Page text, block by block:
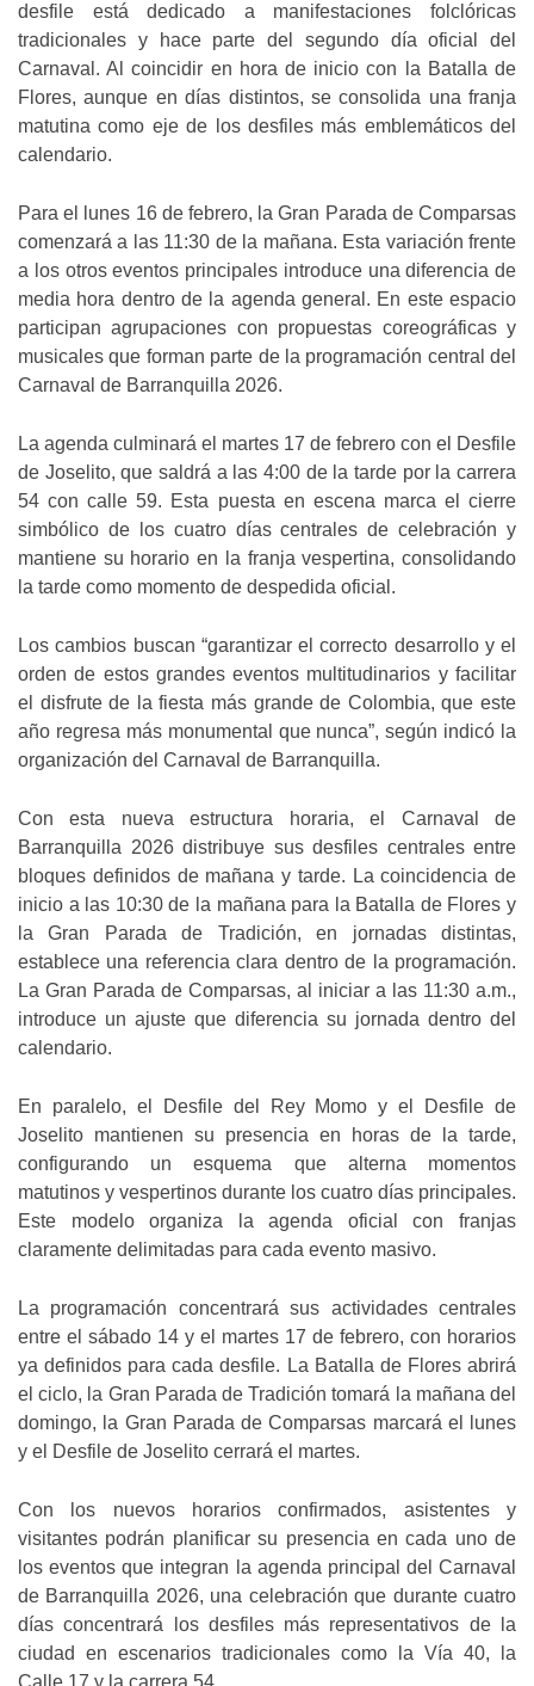
desfile está dedicado a manifestaciones folclóricas
tradicionales y hace parte del segundo día oficial del
Carnaval. Al coincidir en hora de inicio con la Batalla de
Flores, aunque en días distintos, se consolida una franja
matutina como eje de los desfiles más emblemáticos del
calendario.
Para el lunes 16 de febrero, la Gran Parada de Comparsas
comenzará a las 11:30 de la mañana. Esta variación frente
a los otros eventos principales introduce una diferencia de
media hora dentro de la agenda general. En este espacio
participan agrupaciones con propuestas coreográficas y
musicales que forman parte de la programación central del
Carnaval de Barranquilla 2026.
La agenda culminará el martes 17 de febrero con el Desfile
de Joselito, que saldrá a las 4:00 de la tarde por la carrera
54 con calle 59. Esta puesta en escena marca el cierre
simbólico de los cuatro días centrales de celebración y
mantiene su horario en la franja vespertina, consolidando
la tarde como momento de despedida oficial.
Los cambios buscan “garantizar el correcto desarrollo y el
orden de estos grandes eventos multitudinarios y facilitar
el disfrute de la fiesta más grande de Colombia, que este
año regresa más monumental que nunca”, según indicó la
organización del Carnaval de Barranquilla.
Con esta nueva estructura horaria, el Carnaval de
Barranquilla 2026 distribuye sus desfiles centrales entre
bloques definidos de mañana y tarde. La coincidencia de
inicio a las 10:30 de la mañana para la Batalla de Flores y
la Gran Parada de Tradición, en jornadas distintas,
establece una referencia clara dentro de la programación.
La Gran Parada de Comparsas, al iniciar a las 11:30 a.m.,
introduce un ajuste que diferencia su jornada dentro del
calendario.
En paralelo, el Desfile del Rey Momo y el Desfile de
Joselito mantienen su presencia en horas de la tarde,
configurando un esquema que alterna momentos
matutinos y vespertinos durante los cuatro días principales.
Este modelo organiza la agenda oficial con franjas
claramente delimitadas para cada evento masivo.
La programación concentrará sus actividades centrales
entre el sábado 14 y el martes 17 de febrero, con horarios
ya definidos para cada desfile. La Batalla de Flores abrirá
el ciclo, la Gran Parada de Tradición tomará la mañana del
domingo, la Gran Parada de Comparsas marcará el lunes
y el Desfile de Joselito cerrará el martes.
Con los nuevos horarios confirmados, asistentes y
visitantes podrán planificar su presencia en cada uno de
los eventos que integran la agenda principal del Carnaval
de Barranquilla 2026, una celebración que durante cuatro
días concentrará los desfiles más representativos de la
ciudad en escenarios tradicionales como la Vía 40, la